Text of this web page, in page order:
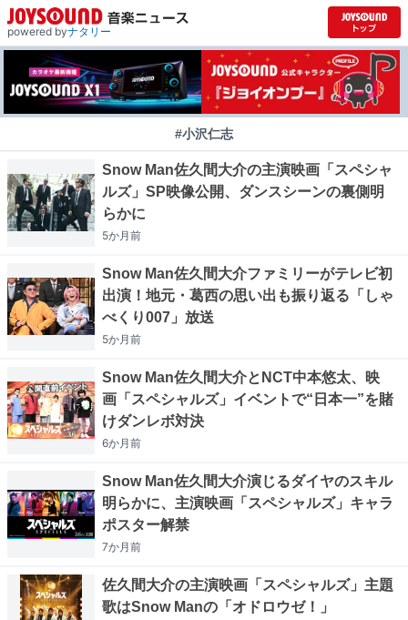
powered byナタリー
#小沢仁志
Snow Man佐久間大介の主演映画「スペシャ
ルズ」SP映像公開、ダンスシーンの裏側明
らかに
5か月前
Snow Man佐久間大介ファミリーがテレビ初
出演！地元・葛西の思い出も振り返る「しゃ
べくり007」放送
5か月前
Snow Man佐久間大介とNCT中本悠太、映
画「スペシャルズ」イベントで“日本一”を賭
けダンレボ対決
6か月前
Snow Man佐久間大介演じるダイヤのスキル
明らかに、主演映画「スペシャルズ」キャラ
ポスター解禁
7か月前
佐久間大介の主演映画「スペシャルズ」主題
歌はSnow Manの「オドロウゼ！」